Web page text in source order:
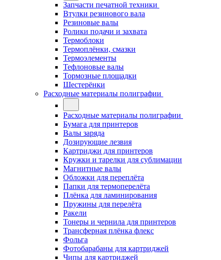
Запчасти печатной техники
Втулки резинового вала
Резиновые валы
Ролики подачи и захвата
Термоблоки
Термоплёнки, смазки
Термоэлементы
Тефлоновые валы
Тормозные площадки
Шестерёнки
Расходные материалы полиграфии
Расходные материалы полиграфии
Бумага для принтеров
Валы заряда
Дозирующие лезвия
Картриджи для принтеров
Кружки и тарелки для сублимации
Магнитные валы
Обложки для переплёта
Папки для термоперелёта
Плёнка для ламинирования
Пружины для перелёта
Ракели
Тонеры и чернила для принтеров
Трансферная плёнка флекс
Фольга
Фотобарабаны для картриджей
Чипы для картриджей